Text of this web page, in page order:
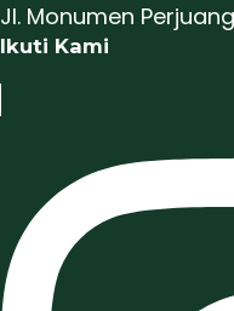
Jl. Monumen
Ikuti Kami